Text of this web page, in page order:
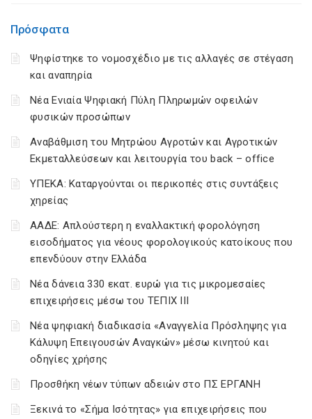
Πρόσφατα
Ψηφίστηκε το νομοσχέδιο με τις αλλαγές σε στέγαση
και αναπηρία
Νέα Ενιαία Ψηφιακή Πύλη Πληρωμών οφειλών
φυσικών προσώπων
Αναβάθμιση του Μητρώου Αγροτών και Αγροτικών
Εκμεταλλεύσεων και λειτουργία του back – office
ΥΠΕΚΑ: Καταργούνται οι περικοπές στις συντάξεις
χηρείας
ΑΑΔΕ: Απλούστερη η εναλλακτική φορολόγηση
εισοδήματος για νέους φορολογικούς κατοίκους που
επενδύουν στην Ελλάδα
Νέα δάνεια 330 εκατ. ευρώ για τις μικρομεσαίες
επιχειρήσεις μέσω του ΤΕΠΙΧ ΙΙΙ
Νέα ψηφιακή διαδικασία «Αναγγελία Πρόσληψης για
Κάλυψη Επειγουσών Αναγκών» μέσω κινητού και
οδηγίες χρήσης
Προσθήκη νέων τύπων αδειών στο ΠΣ ΕΡΓΑΝΗ
Ξεκινά το «Σήμα Ισότητας» για επιχειρήσεις που